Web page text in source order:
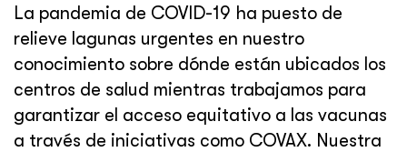
La pandemia de COVID-19 ha puesto de
relieve lagunas urgentes en nuestro
conocimiento sobre dónde están ubicados los
centros de salud mientras trabajamos para
garantizar el acceso equitativo a las vacunas
a través de iniciativas como COVAX. Nuestra